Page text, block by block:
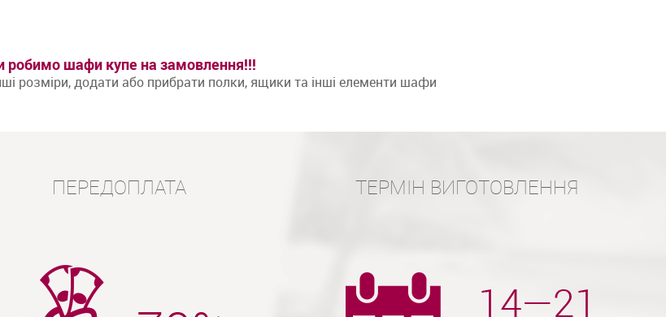
робимо шафи купе на замовлення!!!
розміри, додати або прибрати полки, ящики та інші елементи шафи
ПЕРЕДОПЛАТА ТЕРМІН ВИГОТОВЛЕННЯ